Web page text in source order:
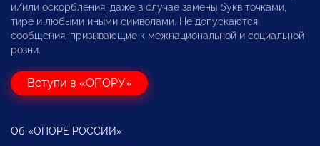
и/или оскорбления, даже в случае замены букв точками,
тире и любыми иными символами. Не допускаются
сообщения, призывающие к межнациональной и социальной
розни.
Вступи в «ОПОРУ»
Об «ОПОРЕ РОССИИ»